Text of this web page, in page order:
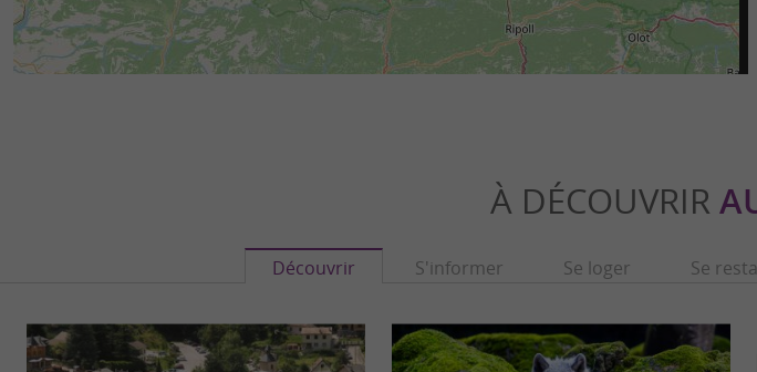
À DÉCOUVRIR
Découvrir S'informer Se loger Se